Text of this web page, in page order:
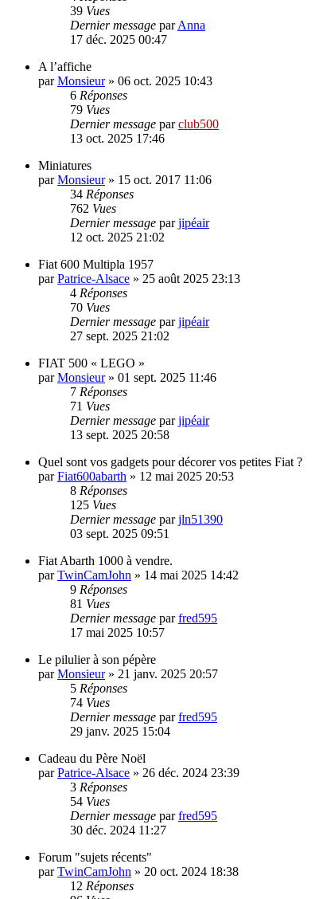
39 Vues
Dernier message parAnna
17 déc. 2025 00:47
A l’affiche
parMonsieur» 06 oct. 2025 10:43
6 Réponses
79 Vues
Dernier message parclub500
13 oct. 2025 17:46
Miniatures
parMonsieur» 15 oct. 2017 11:06
34 Réponses
762 Vues
Dernier message parjipéair
12 oct. 2025 21:02
Fiat 600 Multipla 1957
parPatrice-Alsace » 25 août 2025 23:13
4 Réponses
70 Vues
Dernier message parjipéair
27 sept. 2025 21:02
FIAT 500 « LEGO »
parMonsieur» 01 sept. 2025 11:46
7 Réponses
71 Vues
Dernier message parjipéair
13 sept. 2025 20:58
Quel sont vos gadgets pour décorer vos petites Fiat ?
parFiat600abarth » 12 mai 2025 20:53
8 Réponses
125 Vues
Dernier message parjln51390
03 sept. 2025 09:51
Fiat Abarth 1000 à vendre.
parTwinCamJohn » 14 mai 2025 14:42
9 Réponses
81 Vues
Dernier message parfred595
17 mai 2025 10:57
Le pilulier à son pépère
parMonsieur» 21 janv. 2025 20:57
5 Réponses
74 Vues
Dernier message parfred595
29 janv. 2025 15:04
Cadeau du Père Noël
parPatrice-Alsace » 26 déc. 2024 23:39
3 Réponses
54 Vues
Dernier message parfred595
30 déc. 2024 11:27
Forum "sujets récents"
parTwinCamJohn » 20 oct. 2024 18:38
12 Réponses